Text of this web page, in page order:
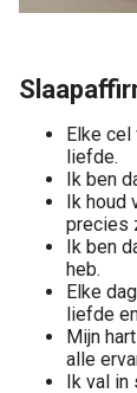
Elke cel
liefde.
Ik ben
Ik houd
precies
Ik ben
heb.
Elke
liefde
Mijn
alle
Ik val in